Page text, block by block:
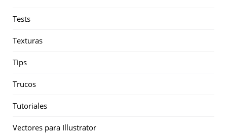
Tests
Texturas
Tips
Trucos
Tutoriales
Vectores para Illustrator